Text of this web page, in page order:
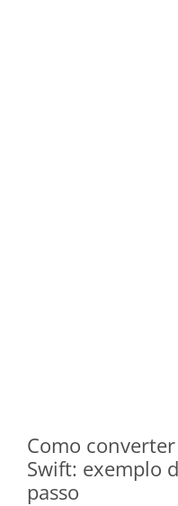
Como converter
Swift: exemplo
passo